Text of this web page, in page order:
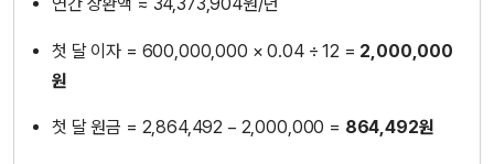
연간 상환액 ≈ 34,373,904원/년
첫 달 이자 = 600,000,000 × 0.04 ÷ 12 = 2,000,000
원
첫 달 원금 = 2,864,492 − 2,000,000 = 864,492원